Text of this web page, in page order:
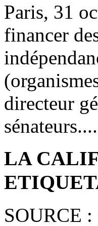
Paris, 31
financer
directeur
LA
SOURCE